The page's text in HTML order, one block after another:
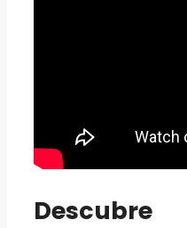
Descubre